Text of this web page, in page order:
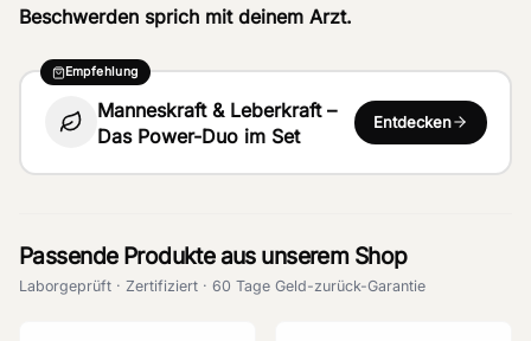
Beschwerden sprich mit deinem Arzt.
Empfehlung
Manneskraft & Leberkraft –
Das Power-Duo im Set
Entdecken
Passende Produkte aus unserem Shop
Laborgeprüft · Zertifiziert · 60 Tage Geld-zurück-Garantie